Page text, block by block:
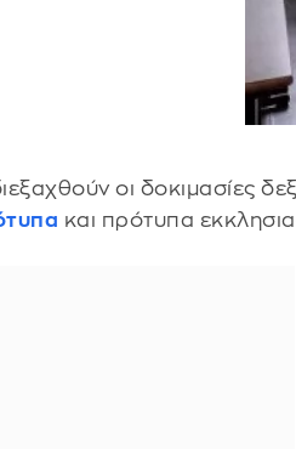
οι δοκιμασίες
και πρότυπα